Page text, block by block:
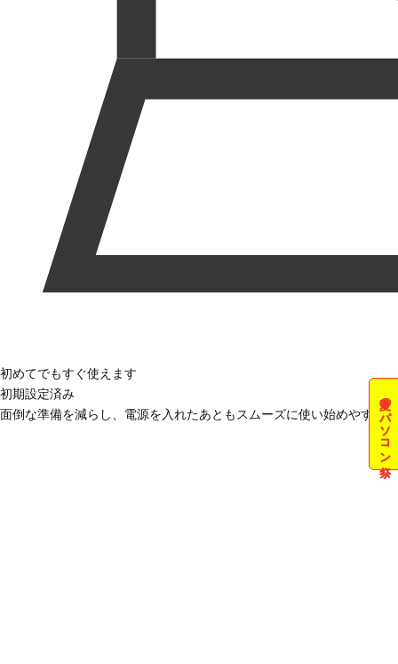
夏のパソコン祭
初めてでもすぐ使えます
初期設定済み
面倒な準備を減らし、電源を入れたあともスムーズに使い始めやすい